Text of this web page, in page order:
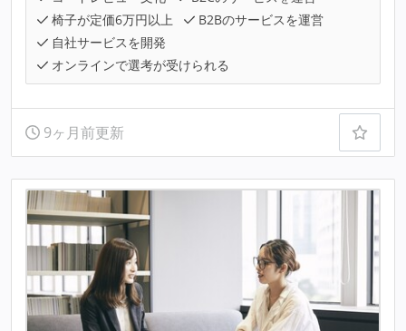
椅子が定価6万円以上
B2Bのサービスを運営
自社サービスを開発
オンラインで選考が受けられる
9ヶ月前更新